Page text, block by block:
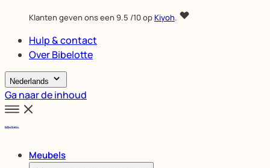
Klanten geven ons een 9.5 /10 opKiyoh.
Hulp & contact
Over Bibelotte
Nederlands
Ga naar de inhoud
Meubels